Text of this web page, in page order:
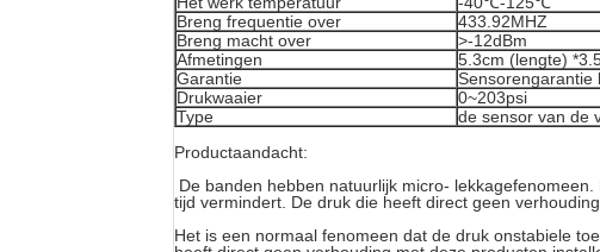
Breng frequentie over
433.92MHZ
Breng macht over
>-12dBm
Afmetingen
5.3cm (lengte)
Garantie
Sensorengarantie
Drukwaaier
0~203psi
Type
de sensor van de
Productaandacht:
De banden hebben natuurlijk micro-
tijd vermindert. De druk die heeft direct geen
Het is een normaal fenomeen dat de druk onstabiele